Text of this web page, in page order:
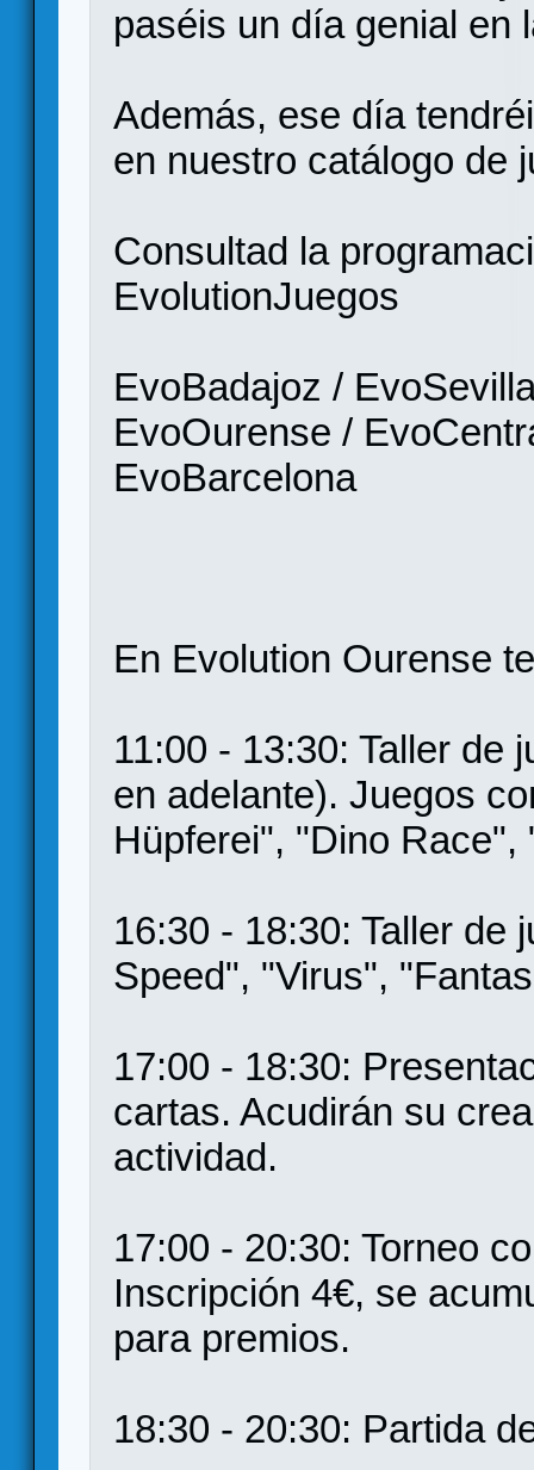
paséis un día genial en
Además, ese día
en nuestro catálogo de
Consultad la
EvolutionJuegos
EvoBadajoz /
EvoOurense /
EvoBarcelona
En Evolution Ourense
11:00 - 13:30: Taller de
en adelante). Juegos
Hüpferei", "Dino Race",
16:30 - 18:30: Taller de
Speed", "Virus",
17:00 - 18:30:
cartas. Acudirán su
actividad.
17:00 - 20:30: Torneo
Inscripción 4€, se
para premios.
18:30 - 20:30: Partida